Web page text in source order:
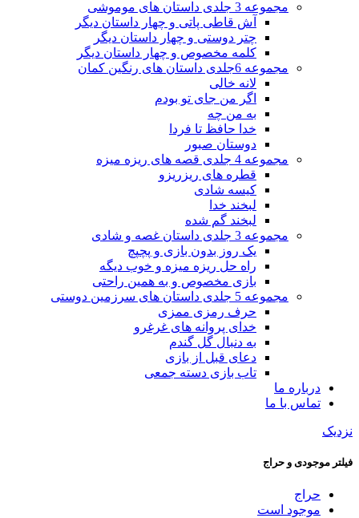
مجموعه 3 جلدی داستان های موموشی
آش قاطی پاتی و چهار داستان دیگر
چتر دوستی و چهار داستان دیگر
کلمه مخصوص و چهار داستان دیگر
مجموعه 6جلدی داستان های رنگین کمان
لانه خالی
اگر من جای تو بودم
به من چه
خدا حافظ تا فردا
دوستان صبور
مجموعه 4 جلدی قصه های ریزه میزه
قطره های ریزریزو
کیسه شادی
لبخند خدا
لبخند گم شده
مجموعه 3 جلدی داستان غصه و شادی
یک روز بدون بازی و پچپچ
راه حل ریزه میزه و خوب دیگه
بازی مخصوص و به همین راحتی
مجموعه 5 جلدی داستان های سرزمین دوستی
حرف رمزی ممزی
خدای پروانه های غرغرو
به دنبال گل گندم
دعای قبل از بازی
تاب بازی دسته جمعی
درباره ما
تماس با ما
نزدیک
فیلتر موجودی و حراج
حراج
موجود است